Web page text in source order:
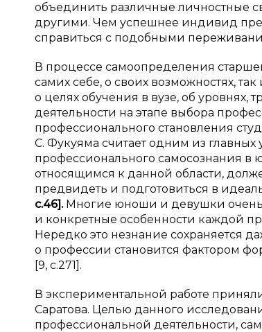
объединить различные личностные
другими. Чем успешнее индивид
справиться с подобными
В процессе самоопределения
самих себе, о своих возможностях,
о целях обучения в вузе, об
деятельности на этапе выбора
профессионального становления
С. Фукуяма считает одним из
профессионального самосознания в
относящимся к данной области,
предвидеть и подготовиться в
с.46].Многие юноши и девушки очень
и конкретные особенности каждой
Нередко это незнание сохраняется
о профессии становится фактором
[9, с.271].
В экспериментальной работе приняли
Саратова. Целью данного
профессиональной деятельности,